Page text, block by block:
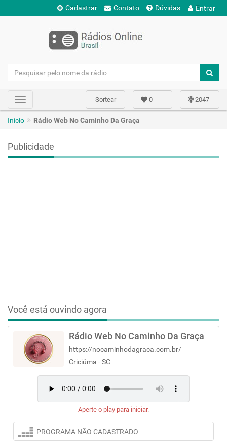
Cadastrar Contato Dúvidas Entrar
Toggle
navigation
2047
0
Sortear
Início Rádio Web No Caminho Da Graça
Publicidade
Você está ouvindo agora
Rádio Web No Caminho Da Graça
https://nocaminhodagraca.com.br/
Criciúma - SC
Aperte o play para iniciar.
PROGRAMA NÃO CADASTRADO